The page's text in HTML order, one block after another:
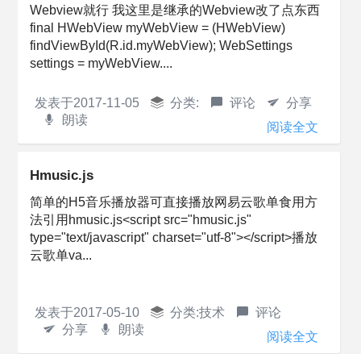
Webview就行 我这里是继承的Webview改了点东西
final HWebView myWebView = (HWebView)
findViewById(R.id.myWebView); WebSettings
settings = myWebView....
阅读全文
发表于2017-11-05 分类: 评论
分享
朗读
Hmusic.js
简单的H5音乐播放器可直接播放网易云歌单食用方
法引用hmusic.js<script src="hmusic.js"
type="text/javascript" charset="utf-8"></script>播放
云歌单va...
阅读全文
发表于2017-05-10 分类:技术
评论
分享
朗读